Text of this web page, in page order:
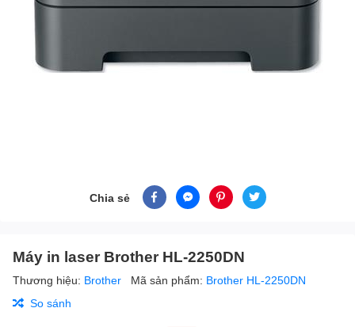
Chia sẻ
Máy in laser Brother HL-2250DN
Thương hiệu: Brother Mã sản phẩm: Brother HL-2250DN
So sánh